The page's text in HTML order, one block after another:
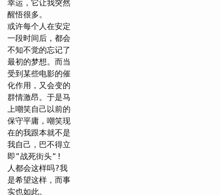
幸运，它让我突然
醒悟很多。
或许每个人在安定
一段时间后，都会
不知不觉的忘记了
最初的梦想。而当
受到某些电影的催
化作用，又会变的
群情激昂。于是马
上嘲笑自己以前的
保守平庸，嘲笑现
在的我跟本就不是
我自己，巴不得立
即"战死街头"!
人都会这样吗?我
是希望这样，而事
实也如此。